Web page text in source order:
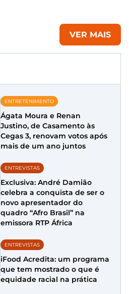
VER MAIS
ENTRETENIMENTO
Ágata Moura e Renan
Justino, de Casamento às
Cegas 3, renovam votos após
mais de um ano juntos
ENTREVISTAS
Exclusiva: André Damião
celebra a conquista de ser o
novo apresentador do
quadro “Afro Brasil” na
emissora RTP África
ENTREVISTAS
iFood Acredita: um programa
que tem mostrado o que é
equidade racial na prática